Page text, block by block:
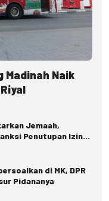
Madinah Naik
Jemaah,
Penutupan Izin
di MK, DPR
Pidananya